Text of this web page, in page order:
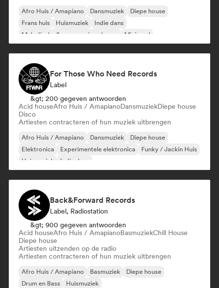
Afro Huis / Amapiano Dansmuziek
Diepe house
Frans huis
Huismuziek
Indie dans
Melodische & progressieve house
Minimaal
For Those Who Need Records
Label
&gt; 200 gegeven antwoorden
Acid houseAfro Huis / AmapianoDansmuziekDiepe house
Disco
Artiesten contracteren of hun muziek uitbrengen
Afro Huis / Amapiano Dansmuziek
Diepe house
Elektronica
Experimentele elektronica
Funky / Jackin Huis
Huismuziek
Indie dans
Back&Forward Records
Label, Radiostation
&gt; 900 gegeven antwoorden
Acid houseAfro Huis / AmapianoBasmuziekChill House
Diepe house
Artiesten uitzenden op de radio
Artiesten contracteren of hun muziek uitbrengen
Afro Huis / Amapiano Basmuziek
Diepe house
Drum en Bass
Huismuziek